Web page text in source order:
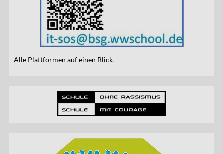
Alle Plattformen auf einen Blick.